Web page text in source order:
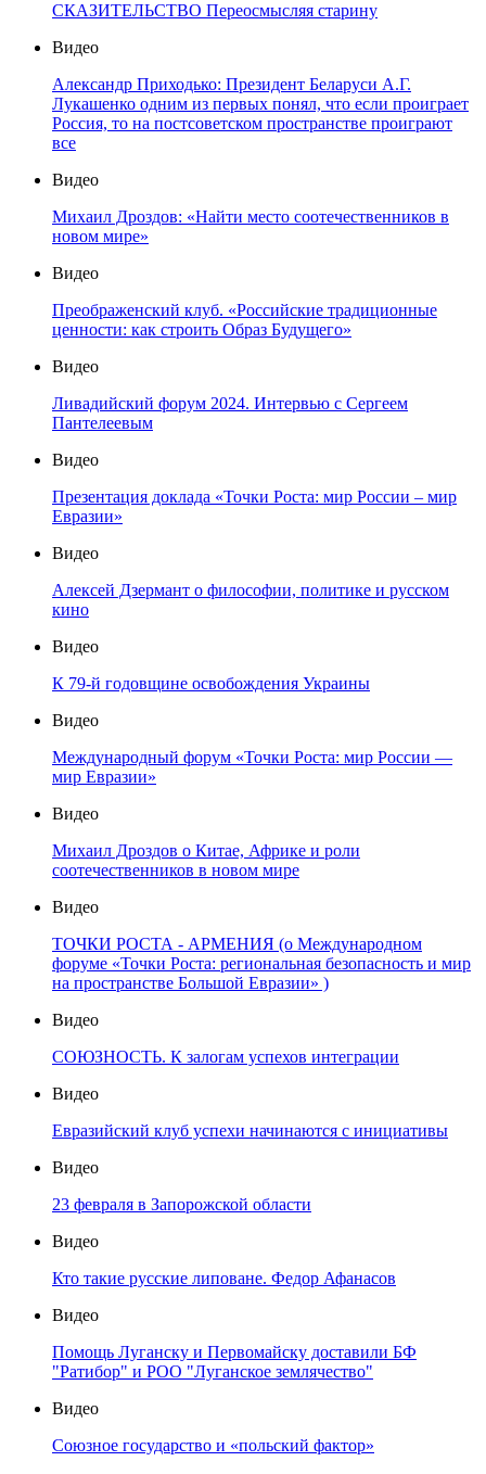
СКАЗИТЕЛЬСТВО Переосмысляя старину
Видео
Александр Приходько: Президент Беларуси А.Г.
Лукашенко одним из первых понял, что если проиграет
Россия, то на постсоветском пространстве проиграют
все
Видео
Михаил Дроздов: «Найти место соотечественников в
новом мире»
Видео
Преображенский клуб. «Российские традиционные
ценности: как строить Образ Будущего»
Видео
Ливадийский форум 2024. Интервью с Сергеем
Пантелеевым
Видео
Презентация доклада «Точки Роста: мир России – мир
Евразии»
Видео
Алексей Дзермант о философии, политике и русском
кино
Видео
К 79-й годовщине освобождения Украины
Видео
Международный форум «Точки Роста: мир России —
мир Евразии»
Видео
Михаил Дроздов о Китае, Африке и роли
соотечественников в новом мире
Видео
ТОЧКИ РОСТА - АРМЕНИЯ (о Международном
форуме «Точки Роста: региональная безопасность и мир
на пространстве Большой Евразии» )
Видео
СОЮЗНОСТЬ. К залогам успехов интеграции
Видео
Евразийский клуб успехи начинаются с инициативы
Видео
23 февраля в Запорожской области
Видео
Кто такие русские липоване. Федор Афанасов
Видео
Помощь Луганску и Первомайску доставили БФ
"Ратибор" и РОО "Луганское землячество"
Видео
Союзное государство и «польский фактор»